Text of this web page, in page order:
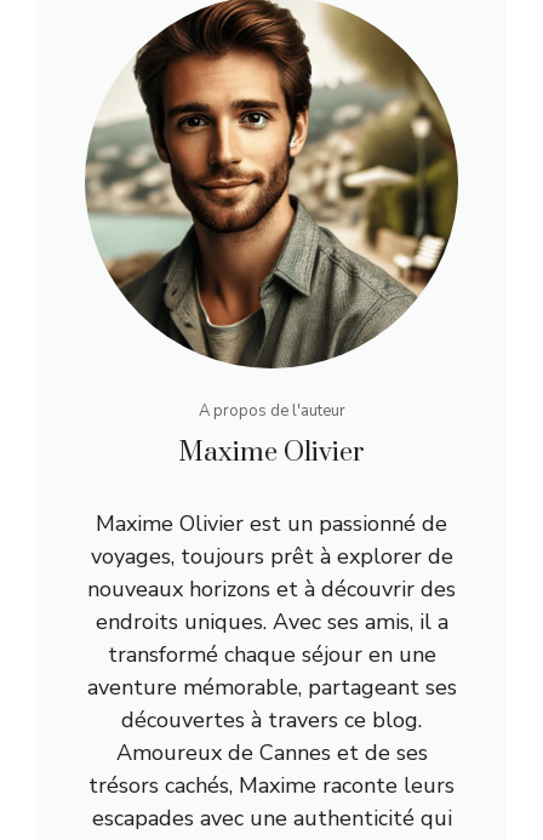
A propos de l'auteur
Maxime Olivier
Maxime Olivier est un passionné de
voyages, toujours prêt à explorer de
nouveaux horizons et à découvrir des
endroits uniques. Avec ses amis, il a
transformé chaque séjour en une
aventure mémorable, partageant ses
découvertes à travers ce blog.
Amoureux de Cannes et de ses
trésors cachés, Maxime raconte leurs
escapades avec une authenticité qui